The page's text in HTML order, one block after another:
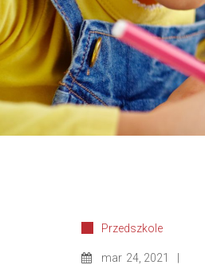
Przedszkole
mar 24, 2021